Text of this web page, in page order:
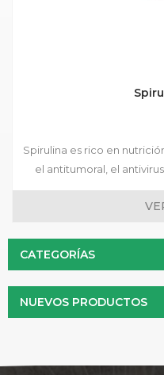
Spirulina es rico en
el antitumoral, el
azúcar en la sangre, la
hígado y la mejora de
CATEGORÍAS
NUEVOS PRODUCTOS